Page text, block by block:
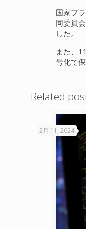
国家プ
同委員
した。
また、
号化で
Related
2月 11, 2024